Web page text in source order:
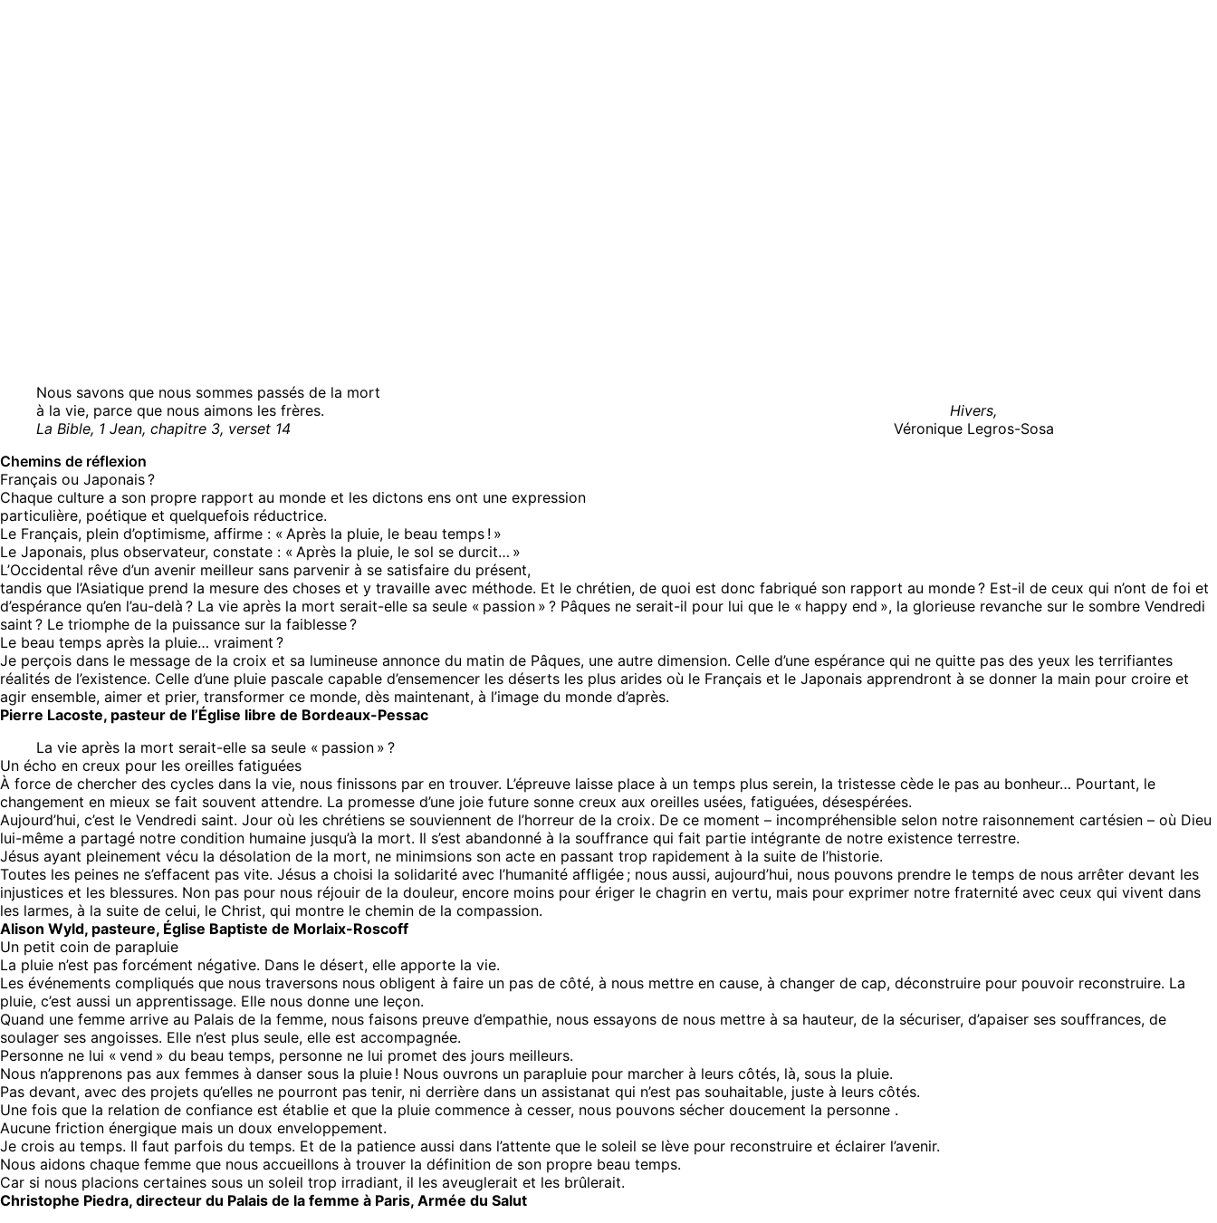
Nous savons que nous sommes passés de la mort
à la vie, parce que nous aimons les frères.
La Bible, 1 Jean, chapitre 3, verset 14
Hivers,
Véronique Legros-Sosa
Chemins de réflexion
Français ou Japonais ?
Chaque culture a son propre rapport au monde et les dictons ens ont une expression
particulière, poétique et quelquefois réductrice.
Le Français, plein d’optimisme, affirme : « Après la pluie, le beau temps ! »
Le Japonais, plus observateur, constate : « Après la pluie, le sol se durcit… »
L’Occidental rêve d’un avenir meilleur sans parvenir à se satisfaire du présent,
tandis que l’Asiatique prend la mesure des choses et y travaille avec méthode. Et le chrétien, de quoi est donc fabriqué son rapport au monde ? Est-il de ceux qui n’ont de foi et
d’espérance qu’en l’au-delà ? La vie après la mort serait-elle sa seule « passion » ? Pâques ne serait-il pour lui que le « happy end », la glorieuse revanche sur le sombre Vendredi
saint ? Le triomphe de la puissance sur la faiblesse ?
Le beau temps après la pluie… vraiment ?
Je perçois dans le message de la croix et sa lumineuse annonce du matin de Pâques, une autre dimension. Celle d’une espérance qui ne quitte pas des yeux les terrifiantes
réalités de l’existence. Celle d’une pluie pascale capable d’ensemencer les déserts les plus arides où le Français et le Japonais apprendront à se donner la main pour croire et
agir ensemble, aimer et prier, transformer ce monde, dès maintenant, à l’image du monde d’après.
Pierre Lacoste, pasteur de l’Église libre de Bordeaux-Pessac
La vie après la mort serait-elle sa seule « passion » ?
Un écho en creux pour les oreilles fatiguées
À force de chercher des cycles dans la vie, nous finissons par en trouver. L’épreuve laisse place à un temps plus serein, la tristesse cède le pas au bonheur… Pourtant, le
changement en mieux se fait souvent attendre. La promesse d’une joie future sonne creux aux oreilles usées, fatiguées, désespérées.
Aujourd’hui, c’est le Vendredi saint. Jour où les chrétiens se souviennent de l’horreur de la croix. De ce moment – incompréhensible selon notre raisonnement cartésien – où Dieu
lui-même a partagé notre condition humaine jusqu’à la mort. Il s’est abandonné à la souffrance qui fait partie intégrante de notre existence terrestre.
Jésus ayant pleinement vécu la désolation de la mort, ne minimsions son acte en passant trop rapidement à la suite de l’historie.
Toutes les peines ne s’effacent pas vite. Jésus a choisi la solidarité avec l’humanité affligée ; nous aussi, aujourd’hui, nous pouvons prendre le temps de nous arrêter devant les
injustices et les blessures. Non pas pour nous réjouir de la douleur, encore moins pour ériger le chagrin en vertu, mais pour exprimer notre fraternité avec ceux qui vivent dans
les larmes, à la suite de celui, le Christ, qui montre le chemin de la compassion.
Alison Wyld, pasteure, Église Baptiste de Morlaix-Roscoff
Un petit coin de parapluie
La pluie n’est pas forcément négative. Dans le désert, elle apporte la vie.
Les événements compliqués que nous traversons nous obligent à faire un pas de côté, à nous mettre en cause, à changer de cap, déconstruire pour pouvoir reconstruire. La
pluie, c’est aussi un apprentissage. Elle nous donne une leçon.
Quand une femme arrive au Palais de la femme, nous faisons preuve d’empathie, nous essayons de nous mettre à sa hauteur, de la sécuriser, d’apaiser ses souffrances, de
soulager ses angoisses. Elle n’est plus seule, elle est accompagnée.
Personne ne lui « vend » du beau temps, personne ne lui promet des jours meilleurs.
Nous n’apprenons pas aux femmes à danser sous la pluie ! Nous ouvrons un parapluie pour marcher à leurs côtés, là, sous la pluie.
Pas devant, avec des projets qu’elles ne pourront pas tenir, ni derrière dans un assistanat qui n’est pas souhaitable, juste à leurs côtés.
Une fois que la relation de confiance est établie et que la pluie commence à cesser, nous pouvons sécher doucement la personne .
Aucune friction énergique mais un doux enveloppement.
Je crois au temps. Il faut parfois du temps. Et de la patience aussi dans l’attente que le soleil se lève pour reconstruire et éclairer l’avenir.
Nous aidons chaque femme que nous accueillons à trouver la définition de son propre beau temps.
Car si nous placions certaines sous un soleil trop irradiant, il les aveuglerait et les brûlerait.
Christophe Piedra, directeur du Palais de la femme à Paris, Armée du Salut